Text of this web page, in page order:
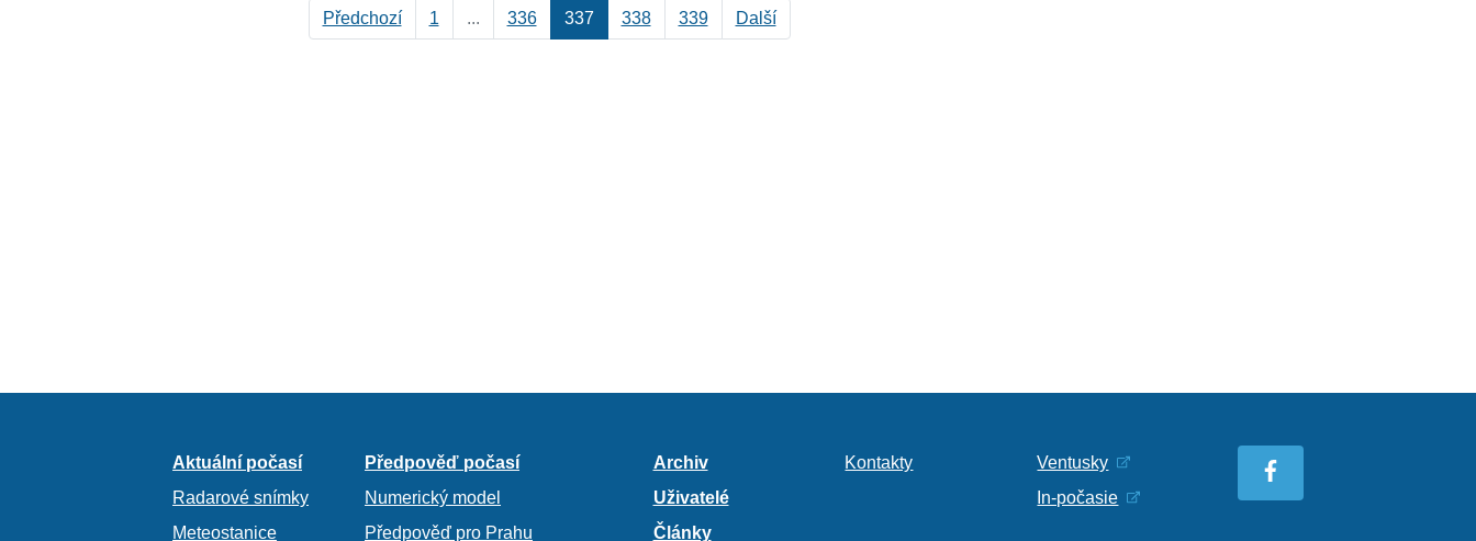
Předchozí 1 ... 336 337 338 339 Další
Aktuální počasí
Radarové snímky
Meteostanice
Předpověď počasí
Numerický model
Předpověď pro Prahu
Archiv
Uživatelé
Články
Kontakty
Ventusky
In-počasie